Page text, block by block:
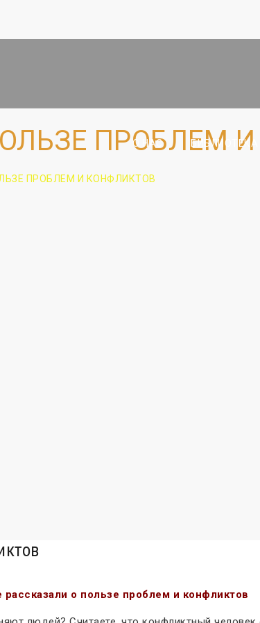
О НАС БИБЛИОТЕКА
ПРОБЛЕМ
ПРОБЛЕМ И КОНФЛИКТОВ
рассказали о пользе проблем и конфликтов